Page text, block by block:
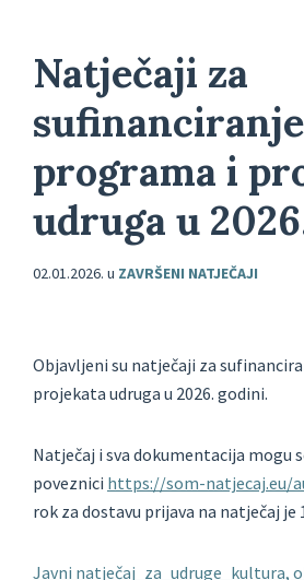
Natječaji za
sufinanciranje
programa i
udruga u
02.01.2026. u ZAVRŠENI NATJEČAJI
Objavljeni su natječaji za
projekata udruga u 2026. godini.
Natječaj i sva dokumentacija mogu
poveznici https://som-natjecaj.eu/
rok za dostavu prijava na natječaj je
Javni natječaj_za_udruge_kultura,